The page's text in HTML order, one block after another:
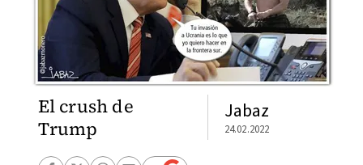
El crush de
Trump
Jabaz
24.02.2022